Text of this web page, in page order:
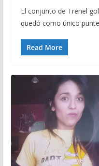
El conjunto de Trenel
quedó como único
Read More